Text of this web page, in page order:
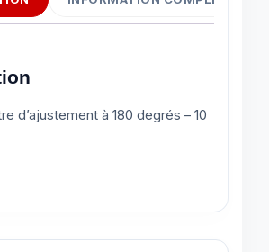
d’ajustement à 180 degrés – 10